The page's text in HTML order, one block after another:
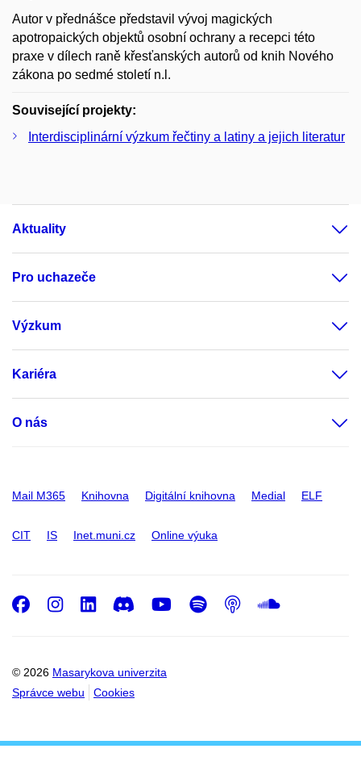
Autor v přednášce představil vývoj magických
apotropaických objektů osobní ochrany a recepci této
praxe v dílech raně křesťanských autorů od knih Nového
zákona po sedmé století n.l.
Související projekty:
Interdisciplinární výzkum řečtiny a latiny a jejich literatur
Aktuality
Pro uchazeče
Výzkum
Kariéra
O nás
Mail M365 Knihovna Digitální knihovna Medial ELF
CIT IS Inet.muni.cz Online výuka
© 2026 Masarykova univerzita
Správce webu
Cookies
Facebook
Instagram
LinkedIn
DiscordYoutube
Spotify
Podcast